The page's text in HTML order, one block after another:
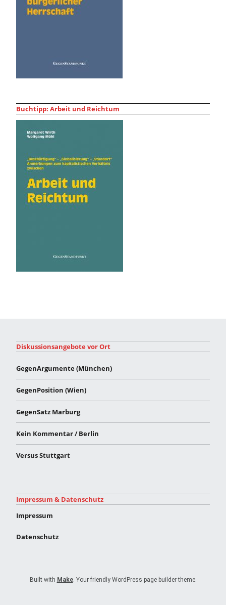
Buchtipp: Arbeit und Reichtum
Diskussionsangebote vor Ort
GegenArgumente (München)
GegenPosition (Wien)
GegenSatz Marburg
Kein Kommentar / Berlin
Versus Stuttgart
Impressum & Datenschutz
Impressum
Datenschutz
Built with Make. Your friendly WordPress page builder theme.